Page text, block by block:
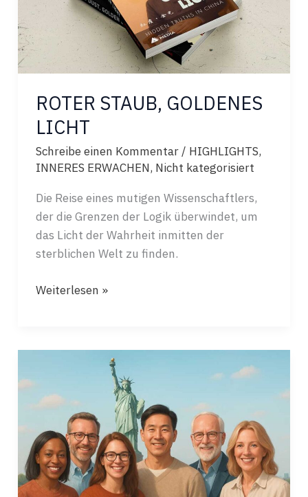
ROTER STAUB, GOLDENES
LICHT
Schreibe einen Kommentar / HIGHLIGHTS,
INNERES ERWACHEN, Nicht kategorisiert
Die Reise eines mutigen Wissenschaftlers,
der die Grenzen der Logik überwindet, um
das Licht der Wahrheit inmitten der
sterblichen Welt zu finden.
ROTER
Weiterlesen »